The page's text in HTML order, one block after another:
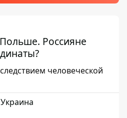
Россияне
человеческой